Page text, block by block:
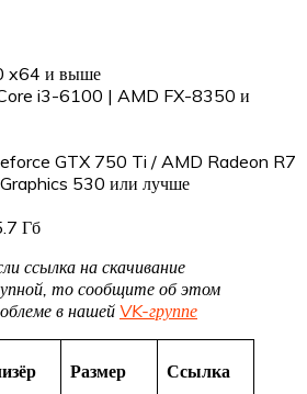
x64 и выше
i3-6100 | AMD FX-8350 и
GTX 750 Ti / AMD Radeon R7
530 или лучше
Гб
ссылка на скачивание
то сообщите об этом
в нашей VK-группе
Размер Ссылка